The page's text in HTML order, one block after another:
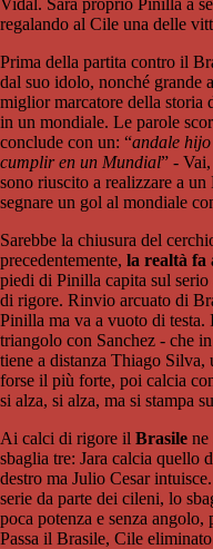
regalando al Cile una delle
Prima della partita contro il
dal suo idolo, nonché grande
miglior marcatore della storia
in un mondiale. Le parole
conclude con un: “andale hijo
cumplir en un Mundial” -
sono riuscito a realizzare a
segnare un gol al mondiale
Sarebbe la chiusura del
precedentemente, la realtà fa
piedi di Pinilla capita sul
di rigore. Rinvio arcuato di
Pinilla ma va a vuoto di
triangolo con Sanchez - che
tiene a distanza Thiago
forse il più forte, poi calcia
si alza, si alza, ma si stampa
Ai calci di rigore il Brasile ne
sbaglia tre: Jara calcia quello
destro ma Julio Cesar
serie da parte dei cileni, lo
poca potenza e senza
Passa il Brasile, Cile